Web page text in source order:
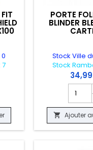
GUARD - NOIR -
7
du produit SLEEVES
PORTE
BLINDER
Stock Ville
Stock
 Ajouter